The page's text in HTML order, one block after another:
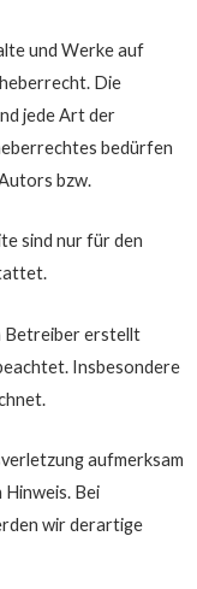
und Werke auf
Die
jede Art der
bedürfen
bzw.
sind nur für den
Betreiber erstellt
Insbesondere
aufmerksam
Bei
wir derartige